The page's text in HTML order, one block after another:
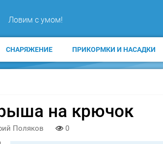
Ловим с умом!
СНАРЯЖЕНИЕ ПРИКОРМКИ И НАСАДКИ
на крючок
Поляков 0